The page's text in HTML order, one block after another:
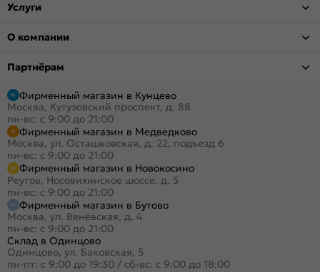
Услуги
О компании
Партнёрам
Фирменный магазин в Кунцево
Москва, Кутузовский проспект, д. 88
пн-вс: с 9:00 до 21:00
Фирменный магазин в Медведково
Москва, ул. Осташковская, д. 22, подъезд 6
пн-вс: с 9:00 до 21:00
Фирменный магазин в Новокосино
Реутов, Носовихинское шоссе, д. 5
пн-вс: с 9:00 до 21:00
Фирменный магазин в Бутово
Москва, ул. Венёвская, д. 4
пн-вс: с 9:00 до 21:00
Склад в Одинцово
Одинцово, ул. Баковская, 5
пн-пт: с 9:00 до 19:30 / сб-вс: с 9:00 до 18:00